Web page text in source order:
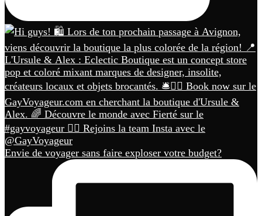
Envie de voyager sans faire exploser votre budget?